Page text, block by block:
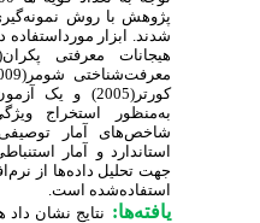
پژوهش با روش
شدند. ابزار مورداستفاده
هیجانات معرفتی پکران(2016)
کورتر(2005) و
به‌منظور استخراج
شاخص‌های آمار توصیفی
استاندارد و آمار
جهت تحلیل داده‌ها از
استفاده‌شده است.
یافته‌ها: نتایج نشان داد